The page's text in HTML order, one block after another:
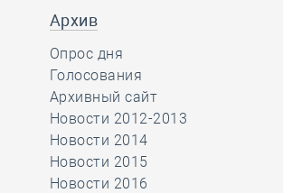
Архив
Опрос дня
Голосования
Архивный сайт
Новости 2012-2013
Новости 2014
Новости 2015
Новости 2016